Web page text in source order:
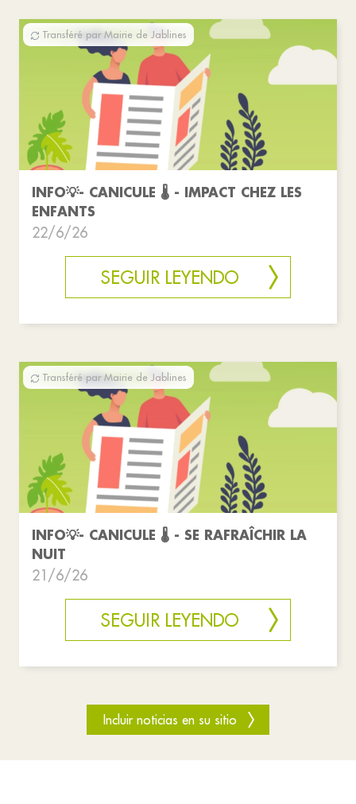
Transféré par Mairie de Jablines
INFO💡- CANICULE 🌡️ - IMPACT CHEZ LES
ENFANTS
22/6/26
SEGUIR LEYENDO
Transféré par Mairie de Jablines
INFO💡- CANICULE 🌡️ - SE RAFRAÎCHIR LA
NUIT
21/6/26
SEGUIR LEYENDO
Incluir noticias en su sitio